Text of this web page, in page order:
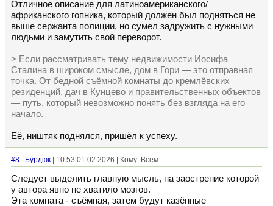
Отличное описание для латиноамериканского/
африканского гопника, который должен был подняться не
выше сержанта полиции, но сумел задружить с нужными
людьми и замутить свой переворот.
> Если рассматривать тему недвижимости Иосифа
Сталина в широком смысле, дом в Гори — это отправная
точка. От бедной съёмной комнаты до кремлёвских
резиденций, дач в Кунцево и правительственных объектов
— путь, который невозможно понять без взгляда на его
начало.
Её, ништяк поднялся, пришёл к успеху.
#8 Бурдюк | 10:53 01.02.2026 | Кому: Всем
Следует выделить главную мысль, на заострение которой
у автора явно не хватило мозгов.
Эта комната - съёмная, затем будут казённые